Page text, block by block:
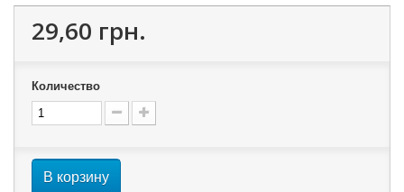
29,60 грн.
Количество
В корзину